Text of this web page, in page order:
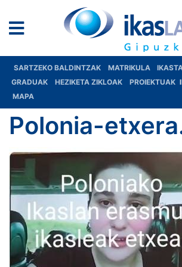
SARTZEKO BALDINTZAK MATRIKULA
GRADUAK
HEZIKETA ZIKLOAK PROIEKTUAK
MAPA
Polonia-